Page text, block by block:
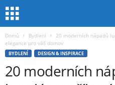
Domů Bydlení
20 moderních nápadů
elegance pro váš domov
BYDLENÍ DESIGN & INSPIRACE
20 moderních